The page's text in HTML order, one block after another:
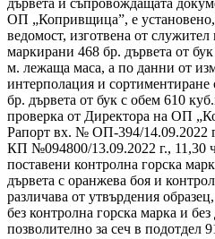
дървета и съпровождащата
ОП „Копривщица”, е
ведомост, изготвена от
маркирани 468 бр. дървета от
м. лежаща маса, а по данни от
интерполация и
бр. дървета от бук с обем 610
проверка от Директора на ОП
Рапорт вх. № ОП-394/14.09.2022
КП №094800/13.09.2022 г., 11,30
поставени контролна горска
дървета с оранжева боя и
различава от утвърдения
без контролна горска марка и
позволително за сеч в подотдел